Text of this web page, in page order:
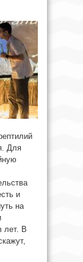
Для
и
на
лет. В